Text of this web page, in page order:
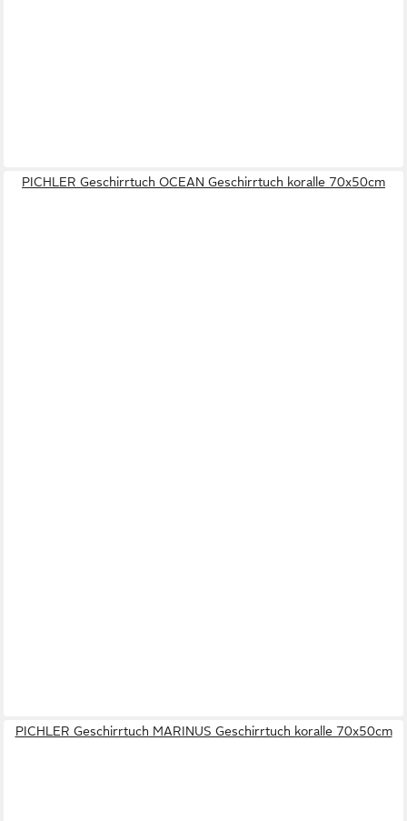
PICHLER Geschirrtuch OCEAN Geschirrtuch koralle 70x50cm
PICHLER Geschirrtuch MARINUS Geschirrtuch koralle 70x50cm